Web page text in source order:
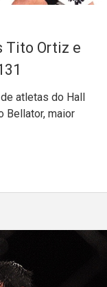
Tito Ortiz e
atletas do Hall
Bellator, maior